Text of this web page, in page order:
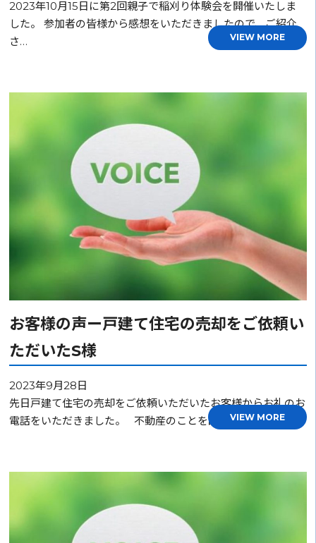
2023年10月15日に第2回親子で稲刈り体験会を開催いたしま
した。 参加者の皆様から感想をいただきましたので、ご紹介
さ…
VIEW MORE
お客様の声ー戸建て住宅の売却をご依頼い
ただいたS様
2023年9月28日
先日戸建て住宅の売却をご依頼いただいたお客様からお礼のお
電話をいただきました。 不動産のことを詳しく知らな…
VIEW MORE